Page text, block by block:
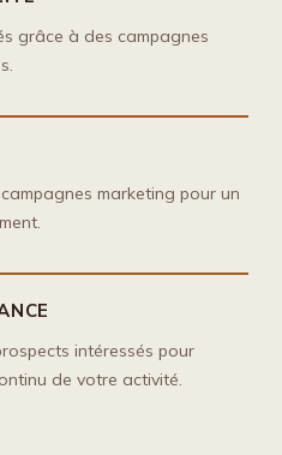
grâce à des campagnes
marketing pour un
intéressés pour
de votre activité.